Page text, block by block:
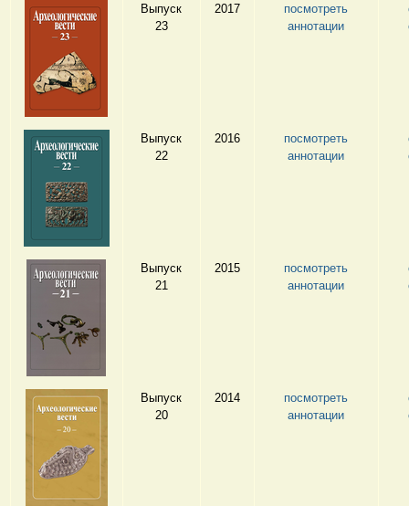
Выпуск
23
2017
посмотреть
аннотации
Выпуск
22
2016
посмотреть
аннотации
Выпуск
21
2015
посмотреть
аннотации
Выпуск
20
2014
посмотреть
аннотации